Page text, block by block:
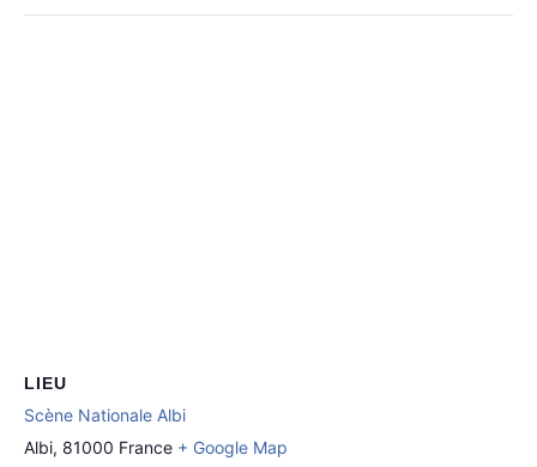
LIEU
Scène Nationale Albi
Albi, 81000 France + Google Map